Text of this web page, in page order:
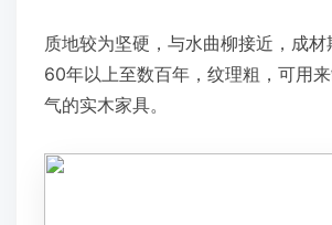
质地较为坚硬，与水曲柳接近，成
60年以上至数百年，纹理粗，可用
气的实木家具。